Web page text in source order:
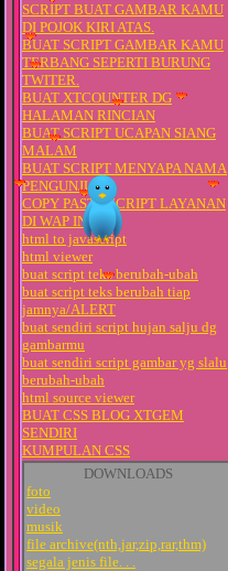
SCRIPT BUAT GAMBAR KAMU
DI POJOK KIRI ATAS.
BUAT SCRIPT GAMBAR KAMU
TERBANG SEPERTI BURUNG
TWITER.
BUAT XTCOUNTER DG
HALAMAN RINCIAN
BUAT SCRIPT UCAPAN SIANG
MALAM
BUAT SCRIPT MENYAPA NAMA
PENGUNJUNG
COPY PASTE SCRIPT LAYANAN
DI WAP INI
html to javascript
html viewer
buat script teks berubah-ubah
buat script teks berubah tiap
jamnya/ALERT
buat sendiri script hujan salju dg
gambarmu
buat sendiri script gambar yg slalu
berubah-ubah
html source viewer
BUAT CSS BLOG XTGEM
SENDIRI
KUMPULAN CSS
DOWNLOADS
foto
video
musik
file archive(nth,jar,zip,rar,thm)
segala jenis file. . .